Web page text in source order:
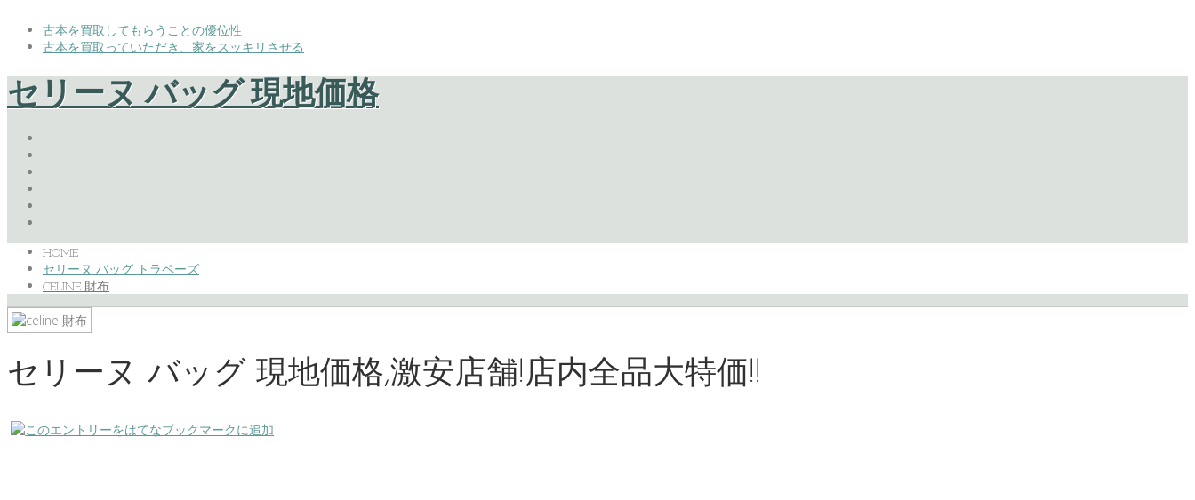
古本を買取してもらうことの優位性
古本を買取っていただき、家をスッキリさせる
セリーヌ バッグ 現地価格
HOME
セリーヌ バッグ トラペーズ
CELINE 財布
セリーヌ バッグ 現地価格,激安店舗!店内全品大特価!!